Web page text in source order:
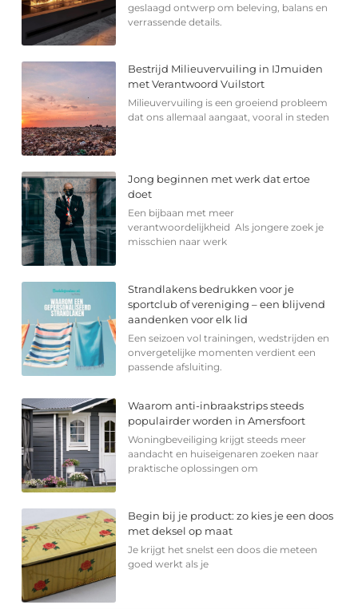
geslaagd ontwerp om beleving, balans en
verrassende details.
Bestrijd Milieuvervuiling in IJmuiden
met Verantwoord Vuilstort
Milieuvervuiling is een groeiend probleem
dat ons allemaal aangaat, vooral in steden
Jong beginnen met werk dat ertoe
doet
Een bijbaan met meer
verantwoordelijkheid Als jongere zoek je
misschien naar werk
Strandlakens bedrukken voor je
sportclub of vereniging – een blijvend
aandenken voor elk lid
Een seizoen vol trainingen, wedstrijden en
onvergetelijke momenten verdient een
passende afsluiting.
Waarom anti-inbraakstrips steeds
populairder worden in Amersfoort
Woningbeveiliging krijgt steeds meer
aandacht en huiseigenaren zoeken naar
praktische oplossingen om
Begin bij je product: zo kies je een doos
met deksel op maat
Je krijgt het snelst een doos die meteen
goed werkt als je